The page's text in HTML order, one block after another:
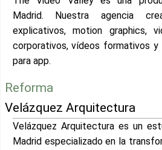
Madrid. Nuestra agencia
explicativos, motion graphics,
corporativos, vídeos formativos y
para app.
Reforma
Velázquez Arquitectura
Velázquez Arquitectura es un
Madrid especializado en la